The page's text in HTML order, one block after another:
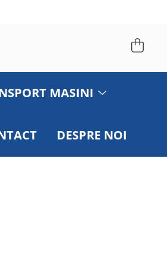
MASINI
DESPRE NOI